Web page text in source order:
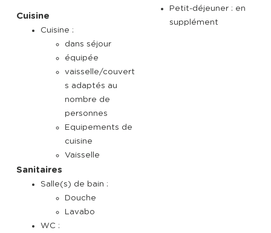
Cuisine
Cuisine :
dans séjour
équipée
vaisselle/couvert
s adaptés au
nombre de
personnes
Equipements de
cuisine
Vaisselle
Sanitaires
Salle(s) de bain :
Douche
Lavabo
WC :
Petit-déjeuner : en
supplément